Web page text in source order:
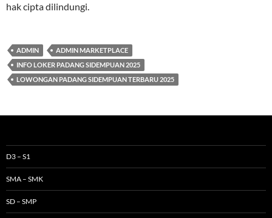
hak cipta dilindungi.
ADMIN
ADMIN MARKETPLACE
INFO LOKER PADANG SIDEMPUAN 2025
LOWONGAN PADANG SIDEMPUAN TERBARU 2025
D3 – S1
SMA – SMK
SD – SMP